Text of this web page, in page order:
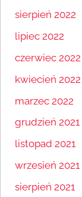
sierpień 2022
lipiec 2022
czerwiec 2022
kwiecień 2022
marzec 2022
grudzień 2021
listopad 2021
wrzesień 2021
sierpień 2021